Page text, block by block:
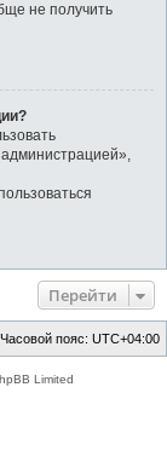
не получить
Перейти
Часовой пояс: UTC+04:00
Limited